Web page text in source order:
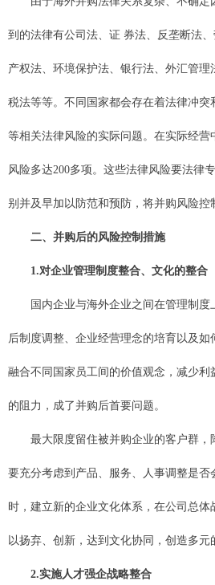
到的法律有公司法、证 券法、反垄断法
产权法、环境保护法、银行法、外汇管理
税法等等。不同国家都会存在着法律冲
等相关法律风险的实际问题。在实际经
风险多达200多项。这些法律风险要法律
别并及早加以防范和预防，将并购风险控
二、并购后的风险控制措施
1.对企业管理制度整合、文化的整合
国内企业与海外企业之间在管理制度
后制度调整、企业经营理念的培育以及如
融合不同国家员工间的价值观念，减少利
的阻力，成了并购后首要问题。
最大限度留住被并购企业的客户群，
要充分考虑到产品、服务、人事调整是否
时，建立新的企业文化体系，在公司总体
以扬弃、创新，达到文化协同，创造多元
2.实施人才强企战略整合